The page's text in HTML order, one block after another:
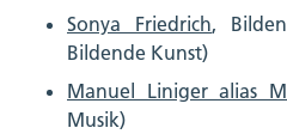
Sonya Friedrich,
Bildende Kunst)
Manuel Liniger alias
Musik)